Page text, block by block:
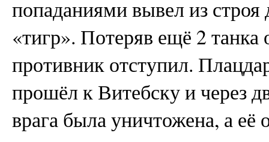
попаданиями вывел из
«тигр». Потеряв ещё 2 танка
противник отступил.
прошёл к Витебску и через
врага была уничтожена, а её